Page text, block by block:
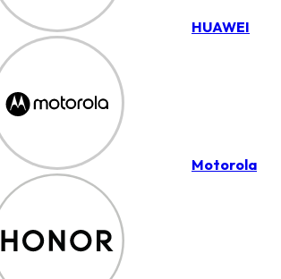
HUAWEI
Motorola